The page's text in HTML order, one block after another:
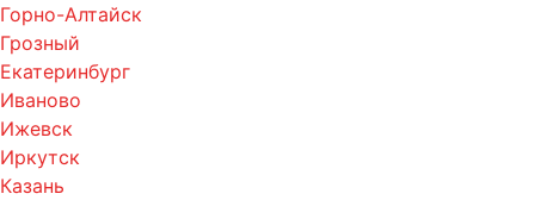
Горно-Алтайск
Грозный
Екатеринбург
Иваново
Ижевск
Иркутск
Казань